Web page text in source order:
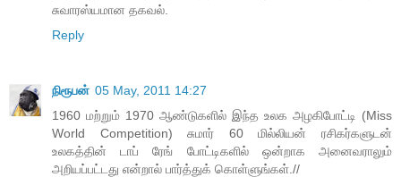
சுவாரஸ்யமான தகவல்.
Reply
நிரூபன் 05 May, 2011 14:27
1960 மற்றும் 1970 ஆண்டுகளில் இந்த உலக அழகிபோட்டி (Miss
World Competition) சுமார் 60 மில்லியன் ரசிகர்களுடன்
உலகத்தின் டாப் ரேங் போட்டிகளில் ஒன்றாக அனைவராலும்
அறியப்பட்டது என்றால் பார்த்துக் கொள்ளுங்கள்.//